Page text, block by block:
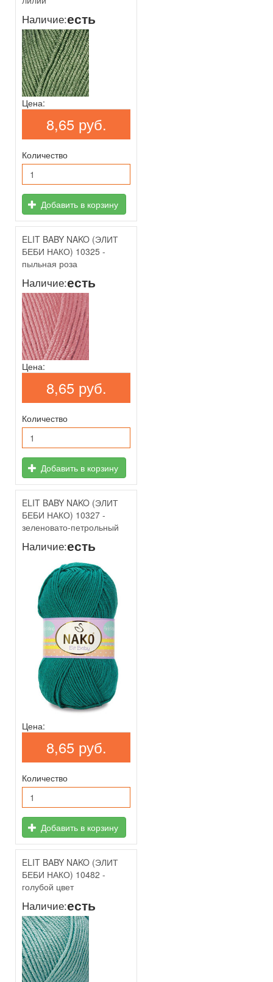
Наличие:есть
Цена:
8,65 руб.
Количество
Добавить в корзину
ELIT BABY NAKO (ЭЛИТ
БЕБИ НАКО) 10325 -
пыльная роза
Наличие:есть
Цена:
8,65 руб.
Количество
Добавить в корзину
ELIT BABY NAKO (ЭЛИТ
БЕБИ НАКО) 10327 -
зеленовато-петрольный
Наличие:есть
Цена:
8,65 руб.
Количество
Добавить в корзину
ELIT BABY NAKO (ЭЛИТ
БЕБИ НАКО) 10482 -
голубой цвет
Наличие:есть